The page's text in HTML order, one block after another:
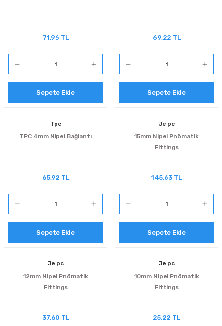
71,96 TL
Sepete Ekle
69,22 TL
Sepete Ekle
Tpc
TPC 4mm Nipel Bağlantı
65,92 TL
Sepete Ekle
Jelpc
15mm Nipel Pnömatik
Fittings
145,63 TL
Sepete Ekle
Jelpc
12mm Nipel Pnömatik
Fittings
37,60 TL
Jelpc
10mm Nipel Pnömatik
Fittings
25,22 TL